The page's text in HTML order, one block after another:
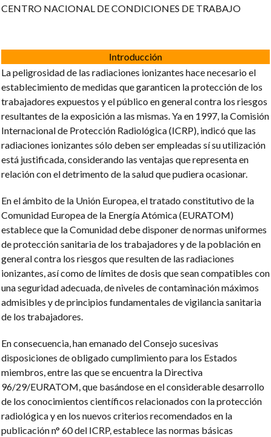
CENTRO NACIONAL DE CONDICIONES DE TRABAJO
Introducción
La peligrosidad de las radiaciones ionizantes hace necesario el
establecimiento de medidas que garanticen la protección de los
trabajadores expuestos y el público en general contra los riesgos
resultantes de la exposición a las mismas. Ya en 1997, la Comisión
Internacional de Protección Radiológica (ICRP), indicó que las
radiaciones ionizantes sólo deben ser empleadas sí su utilización
está justificada, considerando las ventajas que representa en
relación con el detrimento de la salud que pudiera ocasionar.
En el ámbito de la Unión Europea, el tratado constitutivo de la
Comunidad Europea de la Energía Atómica (EURATOM)
establece que la Comunidad debe disponer de normas uniformes
de protección sanitaria de los trabajadores y de la población en
general contra los riesgos que resulten de las radiaciones
ionizantes, así como de límites de dosis que sean compatibles con
una seguridad adecuada, de niveles de contaminación máximos
admisibles y de principios fundamentales de vigilancia sanitaria
de los trabajadores.
En consecuencia, han emanado del Consejo sucesivas
disposiciones de obligado cumplimiento para los Estados
miembros, entre las que se encuentra la Directiva
96/29/EURATOM, que basándose en el considerable desarrollo
de los conocimientos científicos relacionados con la protección
radiológica y en los nuevos criterios recomendados en la
publicación n° 60 del ICRP, establece las normas básicas